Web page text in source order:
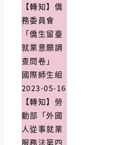
【轉知】僑
務委員會
「僑生留臺
就業意願調
查問卷」
國際師生組
2023-05-16
【轉知】勞
動部「外國
人從事就業
服務法第四